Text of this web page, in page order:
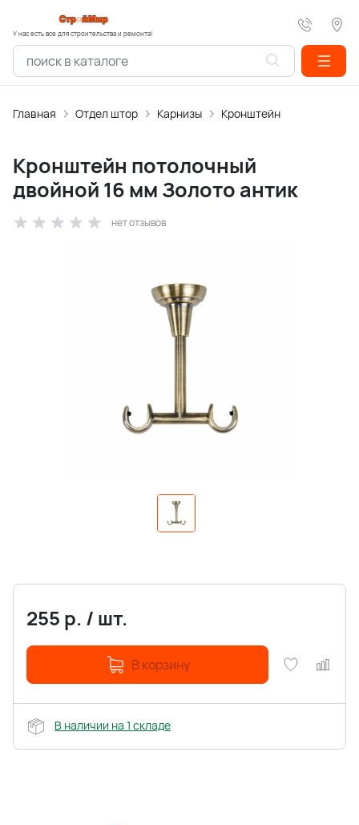
У нас есть все для строительства и ремонта!
Главная Отдел штор Карнизы Кронштейн
Кронштейн потолочный
двойной 16 мм Золото антик
нет отзывов
255 р. / шт.
В корзину
В наличии на 1 складе